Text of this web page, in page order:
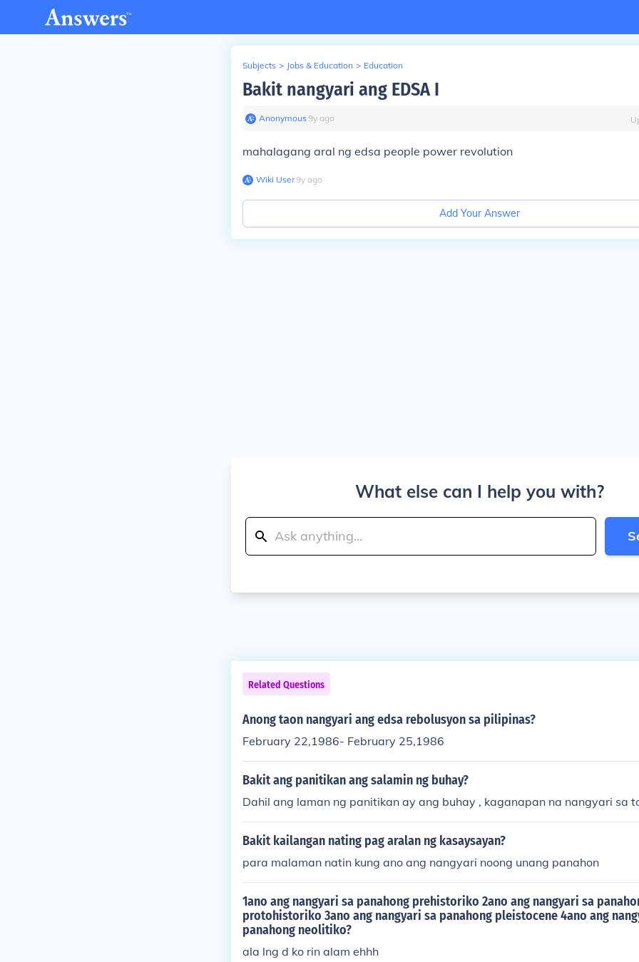
Subjects > Jobs & Education > Education
Bakit nangyari ang EDSA I
Anonymous∙9y ago
mahalagang aral ng edsa people power revolution
Wiki User∙9y ago
Add Your Answer
What else can I help you with?
Related Questions
Anong taon nangyari ang edsa rebolusyon sa pilipinas?
February 22,1986- February 25,1986
Bakit ang panitikan ang salamin ng buhay?
Dahil ang laman ng panitikan ay ang buhay , kaganapan na nangyari sa
Bakit kailangan nating pag aralan ng kasaysayan?
para malaman natin kung ano ang nangyari noong unang panahon
1ano ang nangyari sa panahong prehistoriko 2ano ang nangyari sa
protohistoriko 3ano ang nangyari sa panahong pleistocene 4ano ang
panahong neolitiko?
ala lng d ko rin alam ehhh